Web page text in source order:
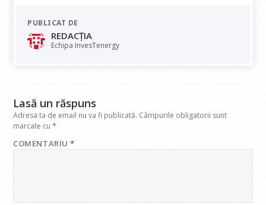
e
b
o
at
s
A dI
PUBLICAT DE
REDACȚIA
Echipa InvesTenergy
Lasă un răspuns
Adresa ta de email nu va fi publicată. Câmpurile obligatorii sunt
marcate cu*
COMENTARIU*